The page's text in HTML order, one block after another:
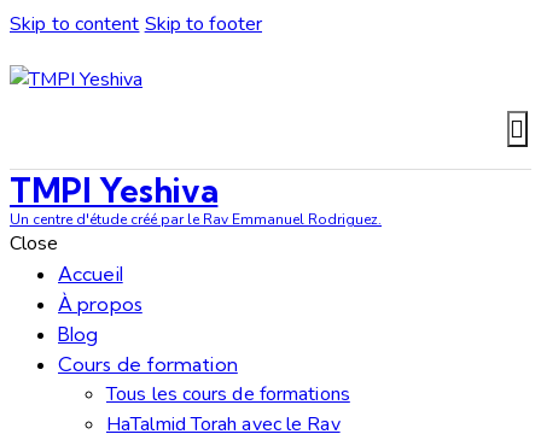
Skip to content Skip to footer
TMPI Yeshiva
Un centre d'étude créé par le Rav Emmanuel Rodriguez.
Close
Accueil
À propos
Blog
Cours de formation
Tous les cours de formations
HaTalmid Torah avec le Rav